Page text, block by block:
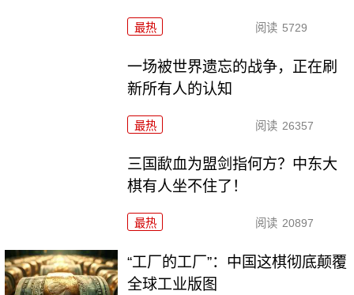
最热 阅读 5729
一场被世界遗忘的战争，正在刷
新所有人的认知
最热 阅读 26357
三国歃血为盟剑指何方？中东大
棋有人坐不住了！
最热 阅读 20897
“工厂的工厂”：中国这棋彻底颠覆
全球工业版图